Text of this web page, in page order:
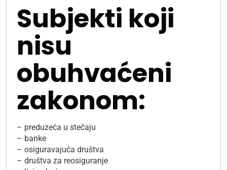
Subjekti koji
nisu
obuhvaćeni
zakonom:
– preduzeća u stečaju
– banke
– osiguravajuća društva
– društva za reosiguranje